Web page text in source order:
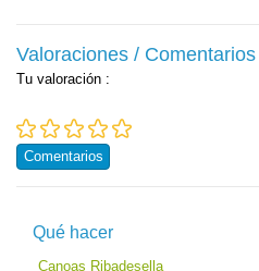
Valoraciones / Comentarios
Tu valoración :
Comentarios
Qué hacer
Canoas Ribadesella